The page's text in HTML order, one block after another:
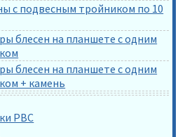
с подвесным тройником по 10
блесен на планшете с одним
блесен на планшете с одним
+ камень
РВС